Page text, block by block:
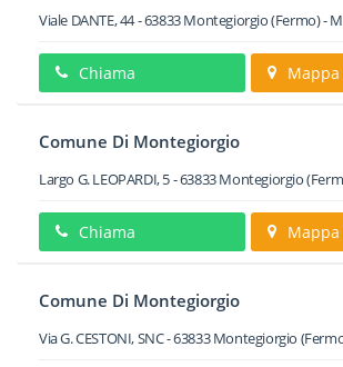
Viale DANTE, 44-63833Montegiorgio(Fermo) -
Chiama Mappa
Comune Di Montegiorgio
Largo G. LEOPARDI, 5-63833Montegiorgio
Chiama Mappa
Comune Di Montegiorgio
Via G. CESTONI, SNC-63833 Montegiorgio